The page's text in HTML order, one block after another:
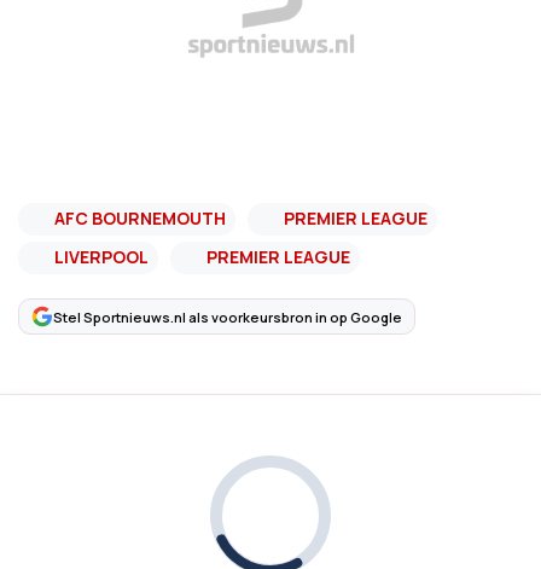
AFC BOURNEMOUTH
PREMIER LEAGUE
LIVERPOOL
PREMIER LEAGUE
Stel Sportnieuws.nl als voorkeursbron in op Google